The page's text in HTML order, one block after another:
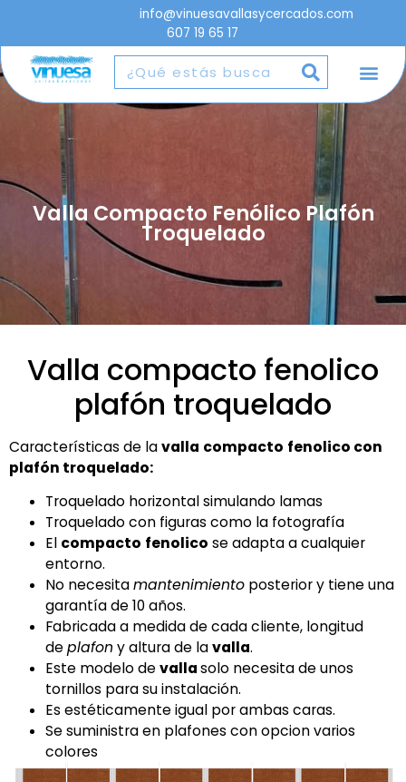
info@vinuesavallasycercados.com
607 19 65 17
Valla Compacto Fenólico Plafón
Troquelado
Valla compacto fenolico
plafón troquelado
Características de lavalla compacto fenolico con
plafón troquelado:
Troquelado horizontal simulando lamas
Troquelado con figuras como la fotografía
El compacto fenolico se adapta a cualquier
entorno.
No necesitamantenimiento posterior y tiene una
garantía de 10 años.
Fabricada a medida de cada cliente, longitud
deplafon y altura de lavalla.
Este modelo devallasolo necesita de unos
tornillos para su instalación.
Es estéticamente igual por ambas caras.
Se suministra en plafones con opcion varios
colores